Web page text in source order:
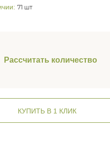
71 шт
Рассчитать количество
КУПИТЬ В 1 КЛИК